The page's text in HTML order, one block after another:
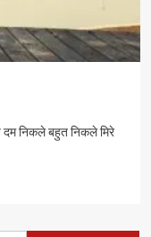
दम निकले बहुत निकले मिरे